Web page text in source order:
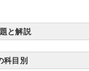
と解説
科目別